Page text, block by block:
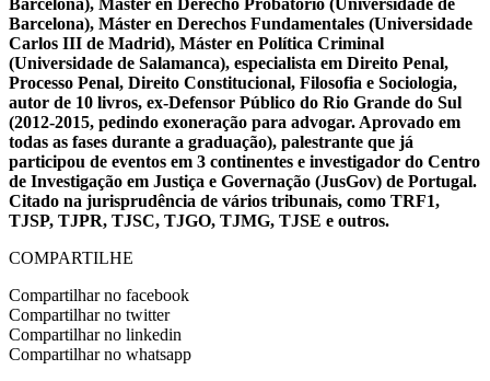
Barcelona), Máster en Derechos Fundamentales (Universidade
Carlos III de Madrid), Máster en Política Criminal
(Universidade de Salamanca), especialista em Direito Penal,
Processo Penal, Direito Constitucional, Filosofia e Sociologia,
autor de 10 livros, ex-Defensor Público do Rio Grande do Sul
(2012-2015, pedindo exoneração para advogar. Aprovado em
todas as fases durante a graduação), palestrante que já
participou de eventos em 3 continentes e investigador do Centro
de Investigação em Justiça e Governação (JusGov) de Portugal.
Citado na jurisprudência de vários tribunais, como TRF1,
TJSP, TJPR, TJSC, TJGO, TJMG, TJSE e outros.
COMPARTILHE
Compartilhar no facebook
Compartilhar no twitter
Compartilhar no linkedin
Compartilhar no whatsapp